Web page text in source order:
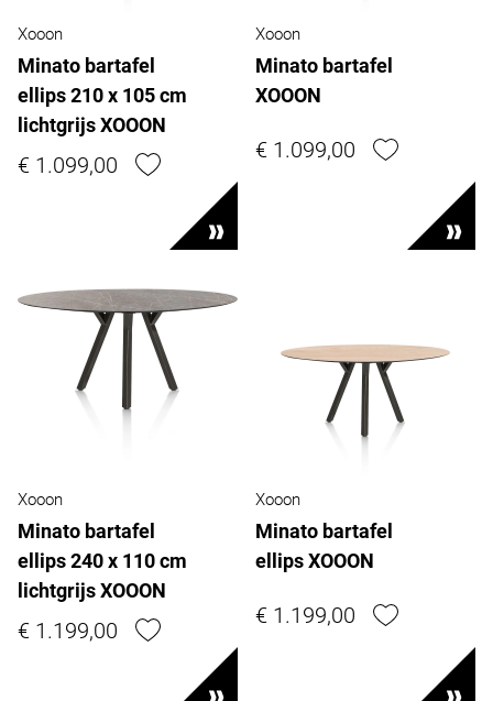
Xooon
Minato bartafel
ellips 210 x 105 cm
lichtgrijs XOOON
€ 1.099,00
Xooon
Minato bartafel
XOOON
€ 1.099,00
Xooon
Minato bartafel
ellips 240 x 110 cm
lichtgrijs XOOON
€ 1.199,00
Xooon
Minato bartafel
ellips XOOON
€ 1.199,00